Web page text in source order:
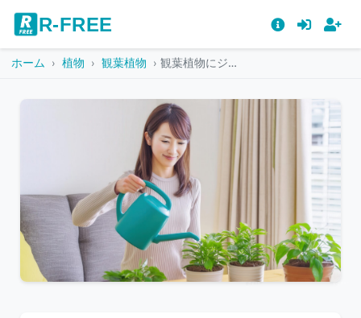
R-FREE
ホーム 植物 観葉植物 観葉植物にジョウロで水をやる女性